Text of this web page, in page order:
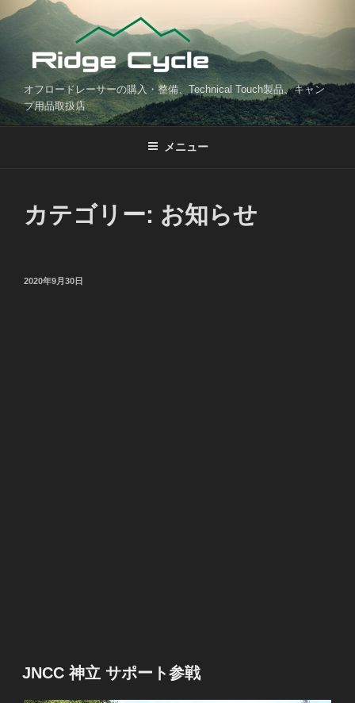
へ
ス
オフロードレーサーの購入・整備、Technical Touch製品、キャン
プ用品取扱店
メニュー
カテゴリー: お知らせ
投
2020年9月30日
JNCC 神立 サポート参戦